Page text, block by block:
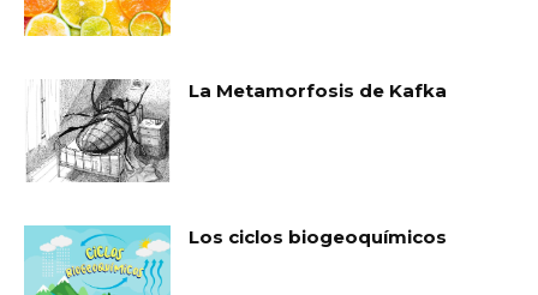
La Metamorfosis de Kafka
Los ciclos biogeoquímicos